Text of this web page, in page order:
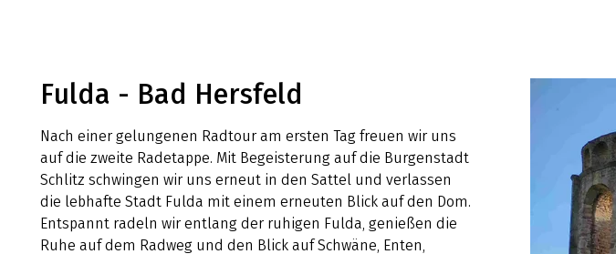
Fulda - Bad Hersfeld
Nach einer gelungenen Radtour am ersten Tag freuen wir uns
auf die zweite Radetappe. Mit Begeisterung auf die Burgenstadt
Schlitz schwingen wir uns erneut in den Sattel und verlassen
die lebhafte Stadt Fulda mit einem erneuten Blick auf den Dom.
Entspannt radeln wir entlang der ruhigen Fulda, genießen die
Ruhe auf dem Radweg und den Blick auf Schwäne, Enten,